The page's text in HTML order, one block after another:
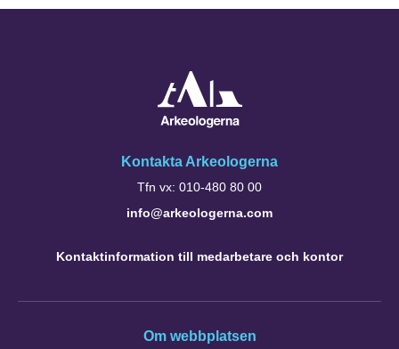
Kontakta Arkeologerna
Tfn vx: 010-480 80 00
info@arkeologerna.com
Kontaktinformation till medarbetare och kontor
Om webbplatsen